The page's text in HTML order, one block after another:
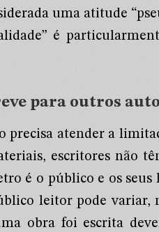
uma atitude
é
para outros
atender a
escritores não
é o público e os
leitor pode variar,
obra foi escrita